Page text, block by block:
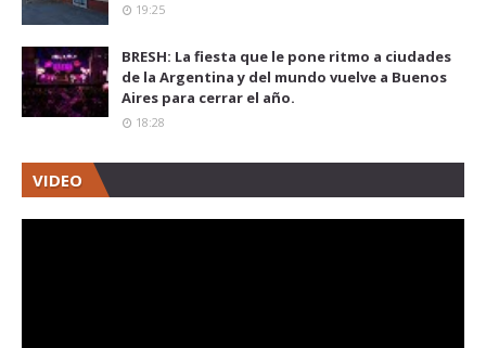
19:25
BRESH: La fiesta que le pone ritmo a ciudades
de la Argentina y del mundo vuelve a Buenos
Aires para cerrar el año.
18:28
VIDEO